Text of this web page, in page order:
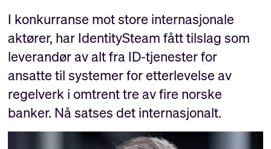
I konkurranse mot store internasjonale
aktører, har IdentitySteam fått tilslag som
leverandør av alt fra ID-tjenester for
ansatte til systemer for etterlevelse av
regelverk i omtrent tre av fire norske
banker. Nå satses det internasjonalt.